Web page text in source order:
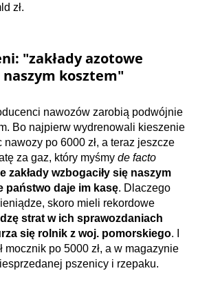
zł.
"zakłady azotowe
naszym kosztem"
nawozów zarobią podwójnie
Bo najpierw wydrenowali kieszenie
po 6000 zł, a teraz jeszcze
za gaz, który myśmy de facto
zakłady wzbogaciły się naszym
państwo daje im kasę. Dlaczego
skoro mieli rekordowe
strat w ich sprawozdaniach
się rolnik z woj. pomorskiego. I
mocznik po 5000 zł, a w magazynie
pszenicy i rzepaku.